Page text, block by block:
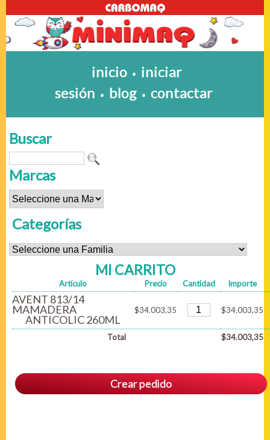
inicio • iniciar
sesión • blog • contactar
Buscar
Marcas
Categorías
MI CARRITO
Artículo Precio Cantidad Importe
AVENT 813/14
MAMADERA
ANTICOLIC 260ML
$34.003,35 $34.003,35
Total $34.003,35
Crear pedido